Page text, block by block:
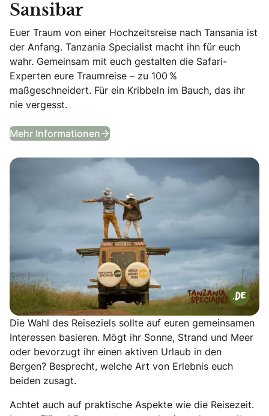
Sansibar
Euer Traum von einer Hochzeitsreise nach Tansania ist
der Anfang. Tanzania Specialist macht ihn für euch
wahr. Gemeinsam mit euch gestalten die Safari-
Experten eure Traumreise – zu 100 %
maßgeschneidert. Für ein Kribbeln im Bauch, das ihr
nie vergesst.
Mehr Informationen Flitterwochen in Tansania &
Die Wahl des Reiseziels sollte auf euren gemeinsamen
Interessen basieren. Mögt ihr Sonne, Strand und Meer
oder bevorzugt ihr einen aktiven Urlaub in den
Bergen? Besprecht, welche Art von Erlebnis euch
beiden zusagt.
Achtet auch auf praktische Aspekte wie die Reisezeit.